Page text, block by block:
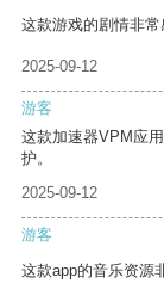
这款游戏的剧情非常
2025-09-12
游客
这款加速器VPM应
护。
2025-09-12
游客
这款app的音乐资源